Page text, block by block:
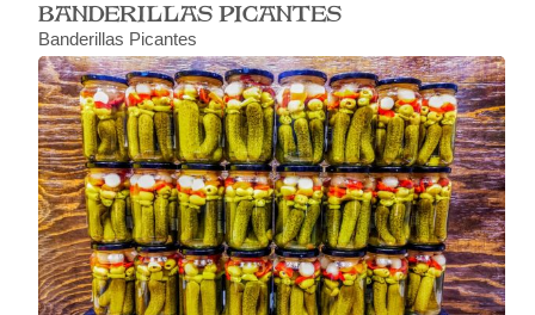
BANDERILLAS PICANTES
Banderillas Picantes